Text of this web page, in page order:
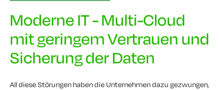
Moderne IT - Multi-Cloud
mit geringem Vertrauen und
Sicherung der Daten
All diese Störungen haben die Unternehmen dazu gezwungen,